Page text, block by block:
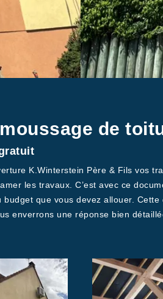
de
K.Winterstein Père & Fils vos
les travaux. C’est avec ce
que vous devez allouer.
enverrons une réponse bien